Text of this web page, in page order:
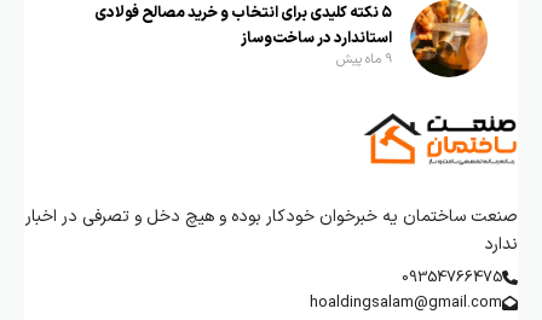
۵ نکته کلیدی برای انتخاب و خرید مصالح فولادی
استاندارد در ساخت‌وساز
9 ماه پیش
صنعت ساختمان یه خبرخوان خودکار بوده و هیچ دخل و تصرفی در اخبار
ندارد
09354766475
hoaldingsalam@gmail.com